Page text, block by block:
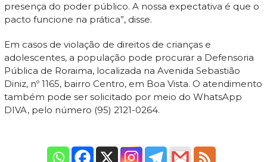
presença do poder público. A nossa expectativa é que o
pacto funcione na prática”, disse.
Em casos de violação de direitos de crianças e
adolescentes, a população pode procurar a Defensoria
Pública de Roraima, localizada na Avenida Sebastião
Diniz, nº 1165, bairro Centro, em Boa Vista. O atendimento
também pode ser solicitado por meio do WhatsApp
DIVA, pelo número (95) 2121-0264.